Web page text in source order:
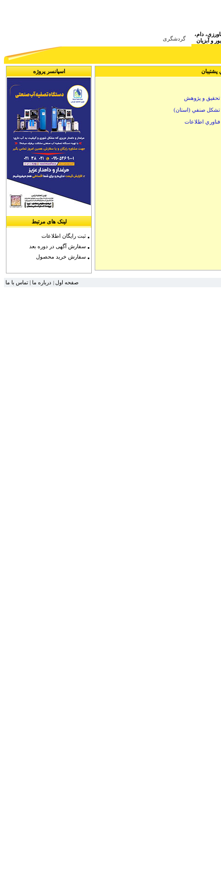
دام،
و آبزیان
گردشگری
اسپانسر پروژه
لینک های مرتبط
ثبت رایگان اطلاعات
سفارش آگهی در دوره بعد
سفارش خرید محصول
پشتيبان
تحقيق و پژوهش
تشكل صنفي (استان)
فناوري اطلاعات
صفحه اول درباره ما تماس با ما